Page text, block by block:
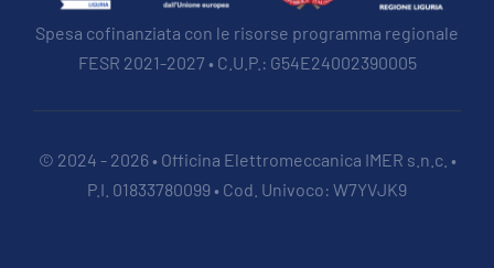
Spesa cofinanziata con le risorse programma regionale
FESR 2021-2027 • C.U.P.: G54E24002390005
© 2024 - 2026 • Officina Elettromeccanica IMER s.n.c. •
P.I. 01833780099 • Cod. Univoco: W7YVJK9